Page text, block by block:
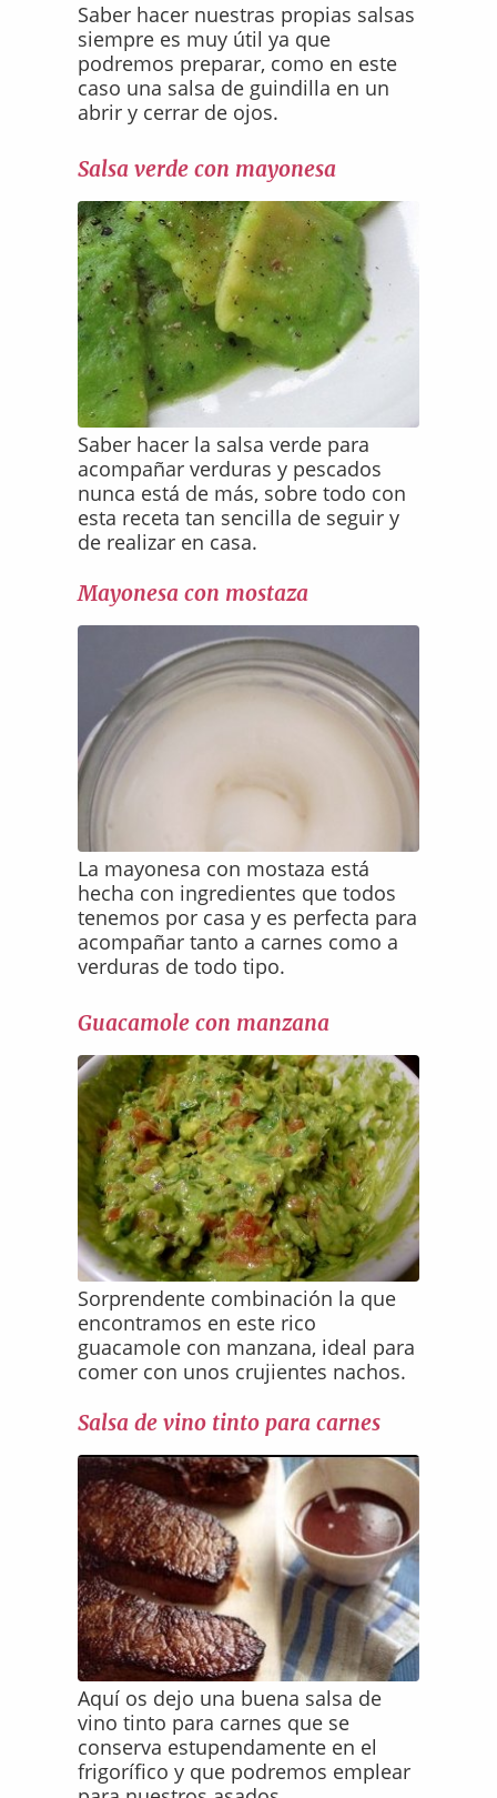
Saber hacer nuestras propias salsas
siempre es muy útil ya que
podremos preparar, como en este
caso una salsa de guindilla en un
abrir y cerrar de ojos.
Salsa verde con mayonesa
Saber hacer la salsa verde para
acompañar verduras y pescados
nunca está de más, sobre todo con
esta receta tan sencilla de seguir y
de realizar en casa.
Mayonesa con mostaza
La mayonesa con mostaza está
hecha con ingredientes que todos
tenemos por casa y es perfecta para
acompañar tanto a carnes como a
verduras de todo tipo.
Guacamole con manzana
Sorprendente combinación la que
encontramos en este rico
guacamole con manzana, ideal para
comer con unos crujientes nachos.
Salsa de vino tinto para carnes
Aquí os dejo una buena salsa de
vino tinto para carnes que se
conserva estupendamente en el
frigorífico y que podremos emplear